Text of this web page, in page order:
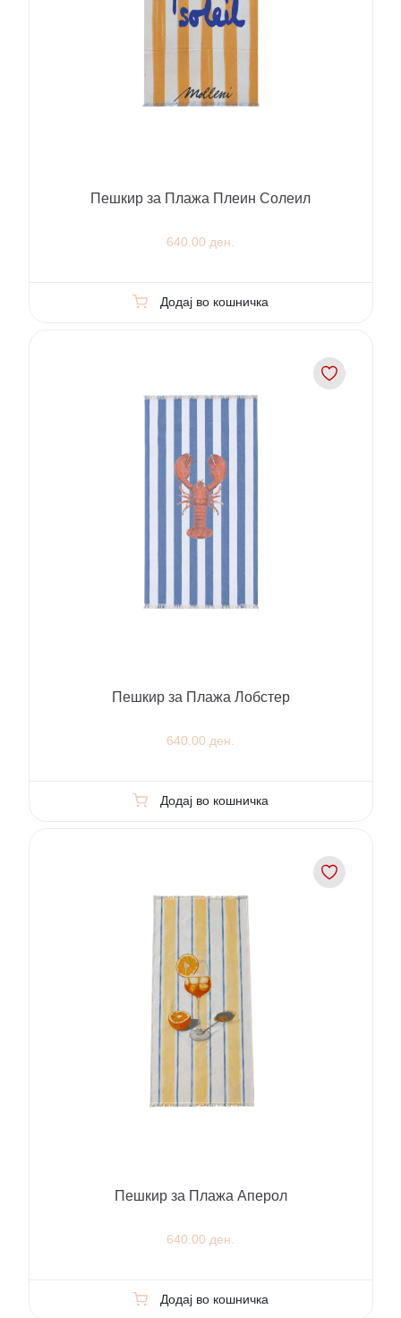
Пешкир за Плажа Плеин Солеил
640.00 ден.
Додај во кошничка
Пешкир за Плажа Лобстер
640.00 ден.
Додај во кошничка
Пешкир за Плажа Аперол
640.00 ден.
Додај во кошничка